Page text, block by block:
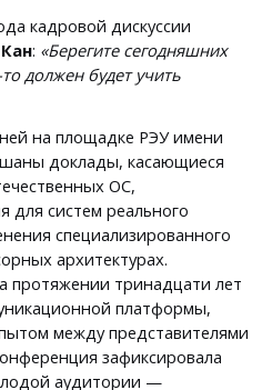
кадровой дискуссии
: «Берегите сегодняшних
должен будет учить
на площадке РЭУ имени
доклады, касающиеся
ОС,
для систем реального
специализированного
архитектурах.
протяжении тринадцати лет
платформы,
между представителями
зафиксировала
аудитории —